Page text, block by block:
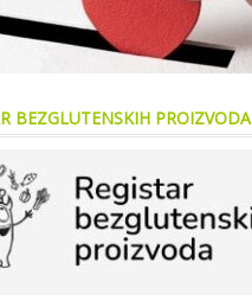
BEZGLUTENSKIH PROIZVODA